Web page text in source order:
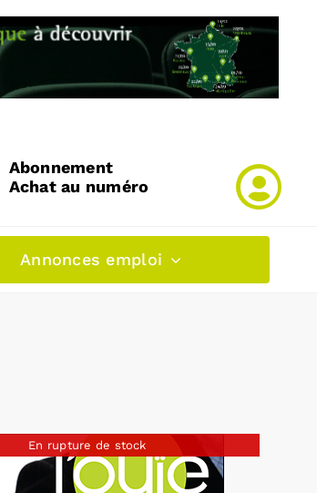
Abonnement
Achat au numéro
Annonces emploi
En rupture de stock